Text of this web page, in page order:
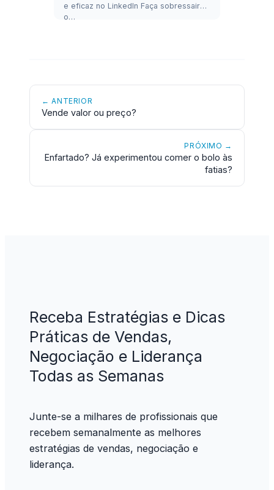
e eficaz no LinkedIn Faça sobressair
o…
← ANTERIOR
Vende valor ou preço?
PRÓXIMO →
Enfartado? Já experimentou comer o bolo às
fatias?
Receba Estratégias e Dicas
Práticas de Vendas,
Negociação e Liderança
Todas as Semanas
Junte-se a milhares de profissionais que
recebem semanalmente as melhores
estratégias de vendas, negociação e
liderança.